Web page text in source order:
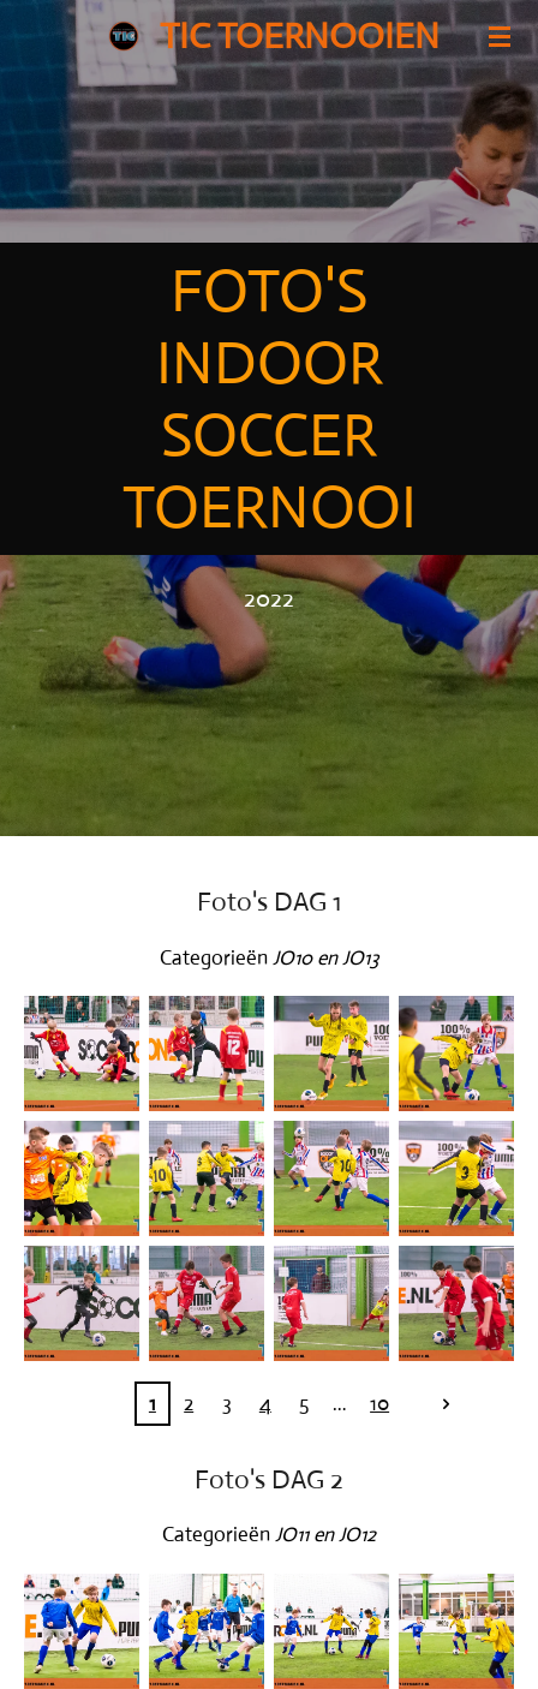
naar
de
hoofdinhoud
TIC TOERNOOIEN
FOTO'S
INDOOR
SOCCER
TOERNOOI
2022
Foto's DAG 1
CategorieënJO10 en JO13
1 2 3 4 5 10
Foto's DAG 2
CategorieënJO11 en JO12